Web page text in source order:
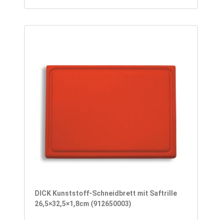
DICK Kunststoff-Schneidbrett mit Saftrille
26,5×32,5×1,8cm (912650003)